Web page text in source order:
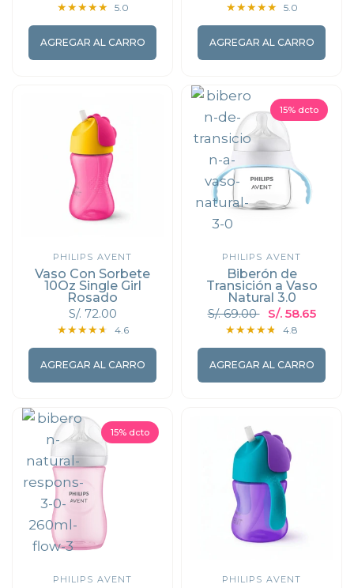
5.0
AGREGAR AL CARRO
5.0
AGREGAR AL CARRO
PHILIPS AVENT
Vaso Con Sorbete
10Oz Single Girl
Rosado
S/. 72.00
4.6
AGREGAR AL CARRO
15% dcto
PHILIPS AVENT
Biberón de
Transición a Vaso
Natural 3.0
S/. 69.00
S/. 58.65
4.8
AGREGAR AL CARRO
15% dcto
PHILIPS AVENT PHILIPS AVENT